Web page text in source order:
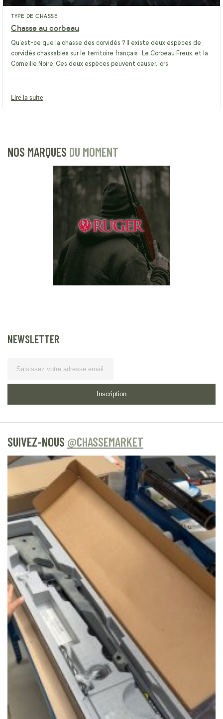
TYPE DE CHASSE
Chasse au corbeau
Qu’est-ce que la chasse des corvidés ? Il existe deux espèces de
corvidés chassables sur le territoire français : Le Corbeau Freux, et la
Corneille Noire. Ces deux espèces peuvent causer, lors
Lire la suite
NOS MARQUES DU MOMENT
NEWSLETTER
Inscription
SUIVEZ-NOUS @CHASSEMARKET